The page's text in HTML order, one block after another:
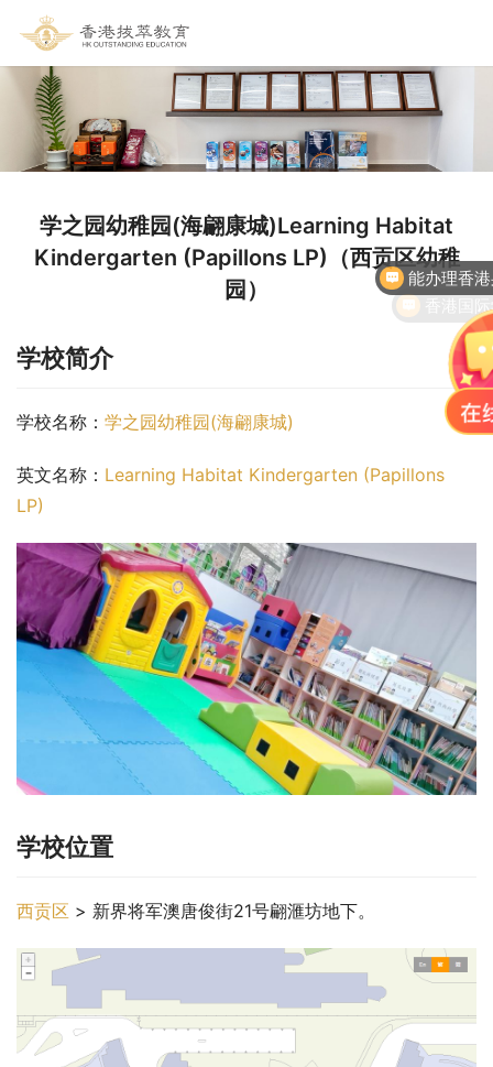
学之园幼稚园(海翩康城)Learning Habitat
Kindergarten (Papillons LP)（西贡区幼稚
园）
学校简介
学校名称： 学之园幼稚园(海翩康城)
英文名称： Learning Habitat Kindergarten (Papillons
LP)
学校位置
西贡区 > 新界将军澳唐俊街21号翩滙坊地下。
能办理香
香港国